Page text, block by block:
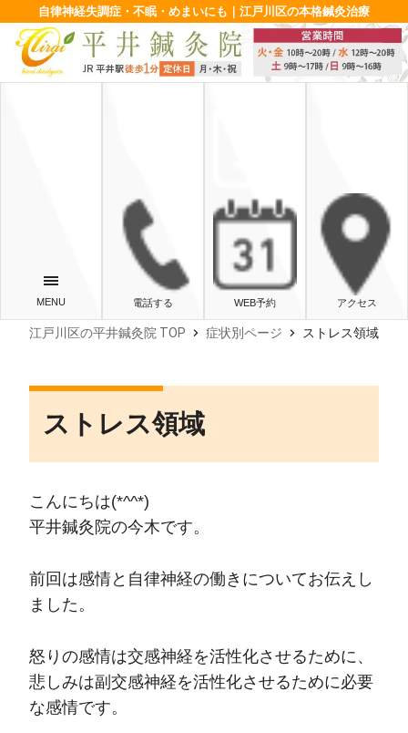
自律神経失調症・不眠・めまいにも｜江戸川区の本格鍼灸治療
電話する WEB予約 アクセス
江戸川区の平井鍼灸院 TOP chevron_right 症状別ページ chevron_right ストレス領域
ストレス領域
こんにちは(*^^*)
平井鍼灸院の今木です。
前回は感情と自律神経の働きについてお伝えし
ました。
怒りの感情は交感神経を活性化させるために、
悲しみは副交感神経を活性化させるために必要
な感情です。